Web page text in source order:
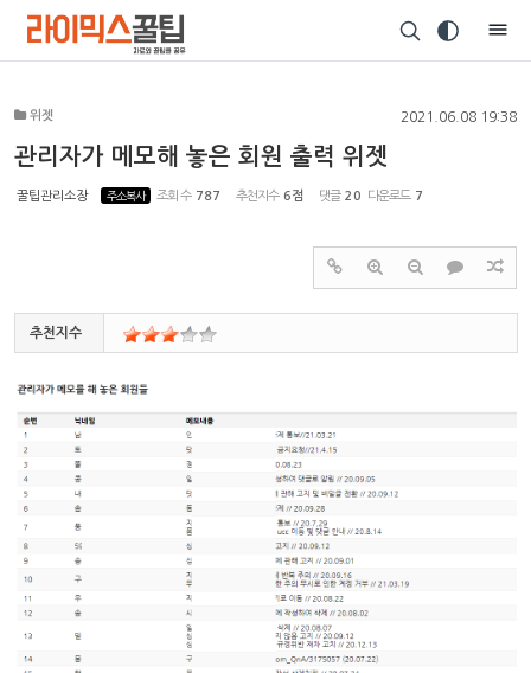
위젯 2021.06.08 19:38
관리자가 메모해 놓은 회원 출력 위젯
꿀팁관리소장 주소복사 조회 수 787 추천지수 6점 댓글 20 다운로드 7
추천지수
Sketchbook5, 스케치북5
Sketchbook5, 스케치북5